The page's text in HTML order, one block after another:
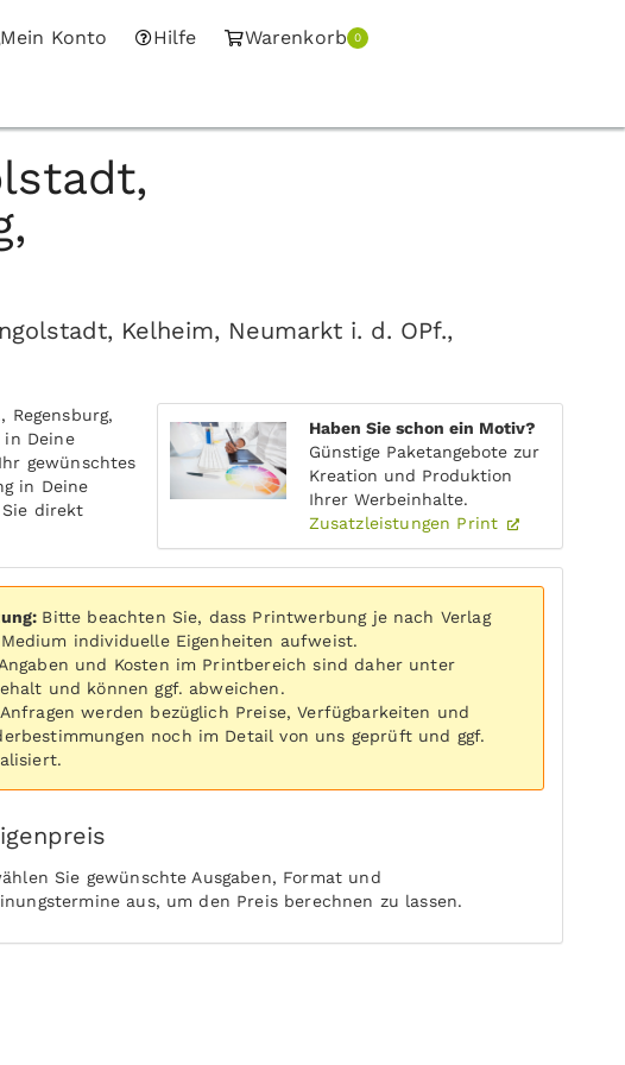
Mein Konto Hilfe Warenkorb 0
Kelheim, Neumarkt i. d. OPf.,
Haben Sie schon ein Motiv?
Günstige Paketangebote zur
Kreation und Produktion
Ihrer Werbeinhalte.
Zusatzleistungen Print
Deine
gewünschtes
in Deine
direkt
Bitte beachten Sie, dass Printwerbung je nach Verlag
individuelle Eigenheiten aufweist.
und Kosten im Printbereich sind daher unter
und können ggf. abweichen.
werden bezüglich Preise, Verfügbarkeiten und
noch im Detail von uns geprüft und ggf.
Sie gewünschte Ausgaben, Format und
aus, um den Preis berechnen zu lassen.